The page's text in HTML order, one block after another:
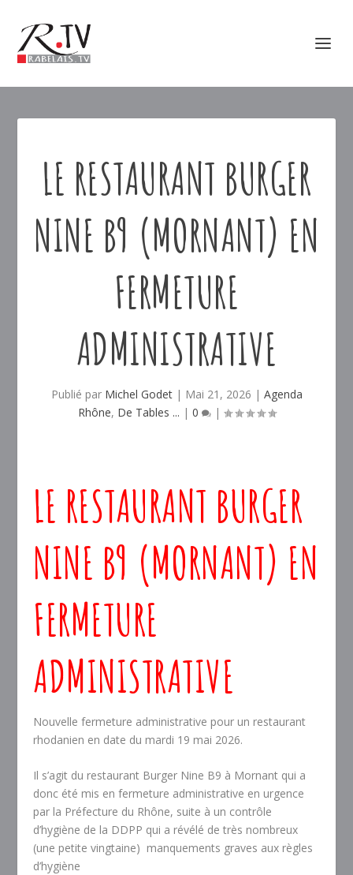
LE RESTAURANT BURGER
NINE B9 (MORNANT) EN
FERMETURE
ADMINISTRATIVE
Publié par Michel Godet| Mai 21, 2026 | Agenda
Rhône, De Tables ... | 0 |
LE RESTAURANT BURGER
NINE B9 (MORNANT) EN
FERMETURE
ADMINISTRATIVE
Nouvelle fermeture administrative pour un restaurant
rhodanien en date du mardi 19 mai 2026.
Il s’agit du restaurant Burger Nine B9 à Mornant qui a
donc été mis en fermeture administrative en urgence
par la Préfecture du Rhône, suite à un contrôle
d’hygiène de la DDPP qui a révélé de très nombreux
(une petite vingtaine) manquements graves aux règles
d’hygiène